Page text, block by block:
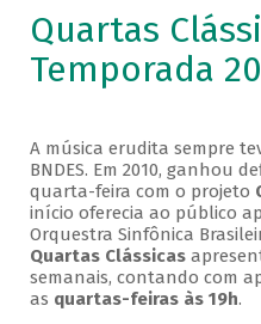
Quartas
Temporada
A música erudita sempre
BNDES. Em 2010, ganhou
quarta-feira com o projeto
início oferecia ao público
Orquestra Sinfônica
Quartas Clássicas
semanais, contando com
as quartas-feiras às 19h.